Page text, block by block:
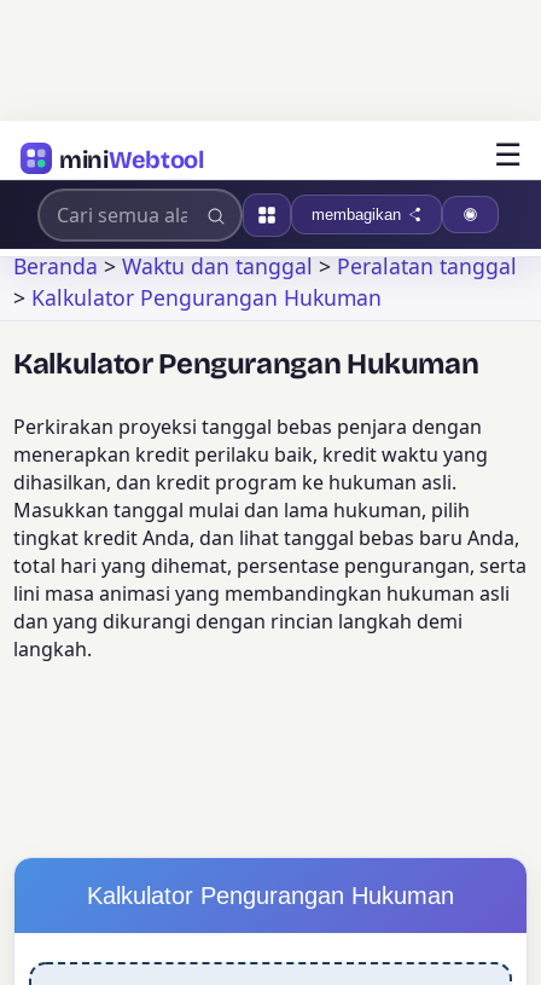
miniWebtool ☰
membagikan
Beranda>Waktu dan tanggal>Peralatan tanggal
> Kalkulator Pengurangan Hukuman
Kalkulator Pengurangan Hukuman
Perkirakan proyeksi tanggal bebas penjara dengan
menerapkan kredit perilaku baik, kredit waktu yang
dihasilkan, dan kredit program ke hukuman asli.
Masukkan tanggal mulai dan lama hukuman, pilih
tingkat kredit Anda, dan lihat tanggal bebas baru Anda,
total hari yang dihemat, persentase pengurangan, serta
lini masa animasi yang membandingkan hukuman asli
dan yang dikurangi dengan rincian langkah demi
langkah.
Kalkulator Pengurangan Hukuman